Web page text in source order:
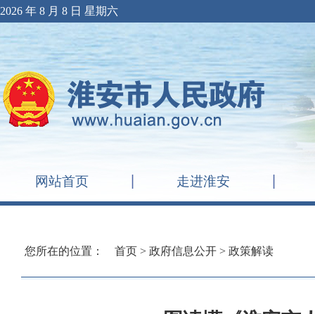
2026 年 8 月 8 日 星期六
网站首页 走进淮安
您所在的位置： 首页 > 政府信息公开 > 政策解读